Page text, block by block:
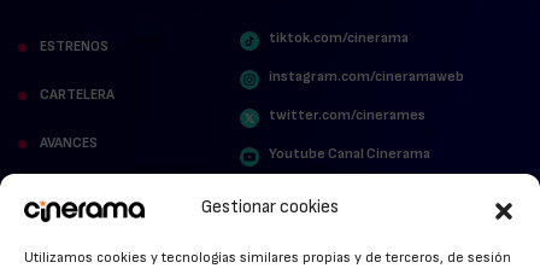
Gestionar cookies
Utilizamos cookies y tecnologías similares propias y de terceros, de sesión
ESTRENOS
CARTELERA
AVANCES
tiktok.com/cinerama
instagram.com/cineramaweb
twitter.com/cinerames
Youtube Canal Cinerama